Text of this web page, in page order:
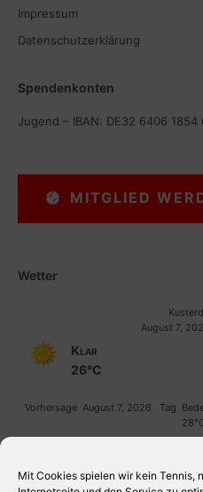
Mit Cookies spielen wir kein Tennis,
Impressum
Datenschutzerklärung
Spendenkonten
Jugend – IBAN: DE32 6406
MITGLIED
Wetter
August 7,
Klar
26°C
Vorhersage August 7, 2026 Tag